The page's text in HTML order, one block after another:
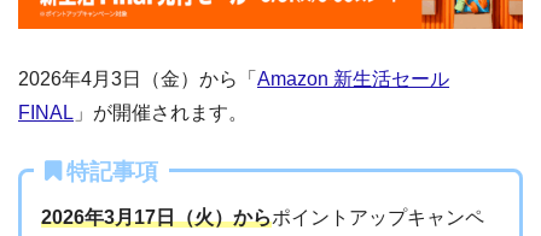
2026年4月3日（金）から「 Amazon 新生活セール
FINAL 」が開催されます。
特記事項
2026年3月17日（火）からポイントアップキャンペ